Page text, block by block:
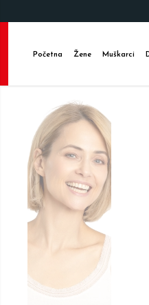
Početna Žene Muškarci